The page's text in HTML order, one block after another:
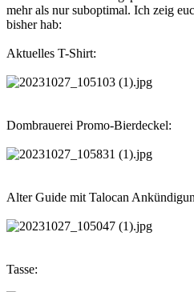
mehr als nur suboptimal. Ich zeig
bisher hab:
Aktuelles T-Shirt:
Dombrauerei Promo-Bierdeckel:
Alter Guide mit Talocan
Tasse: